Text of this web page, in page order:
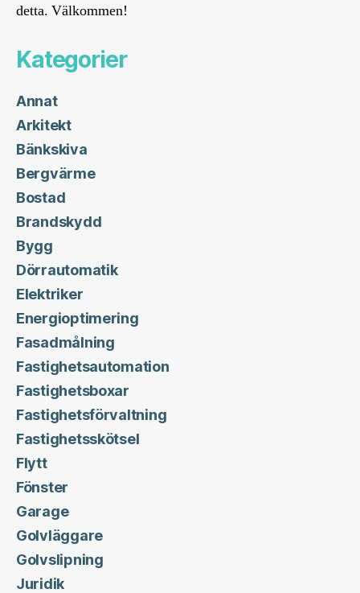
detta. Välkommen!
Kategorier
Annat
Arkitekt
Bänkskiva
Bergvärme
Bostad
Brandskydd
Bygg
Dörrautomatik
Elektriker
Energioptimering
Fasadmålning
Fastighetsautomation
Fastighetsboxar
Fastighetsförvaltning
Fastighetsskötsel
Flytt
Fönster
Garage
Golvläggare
Golvslipning
Juridik